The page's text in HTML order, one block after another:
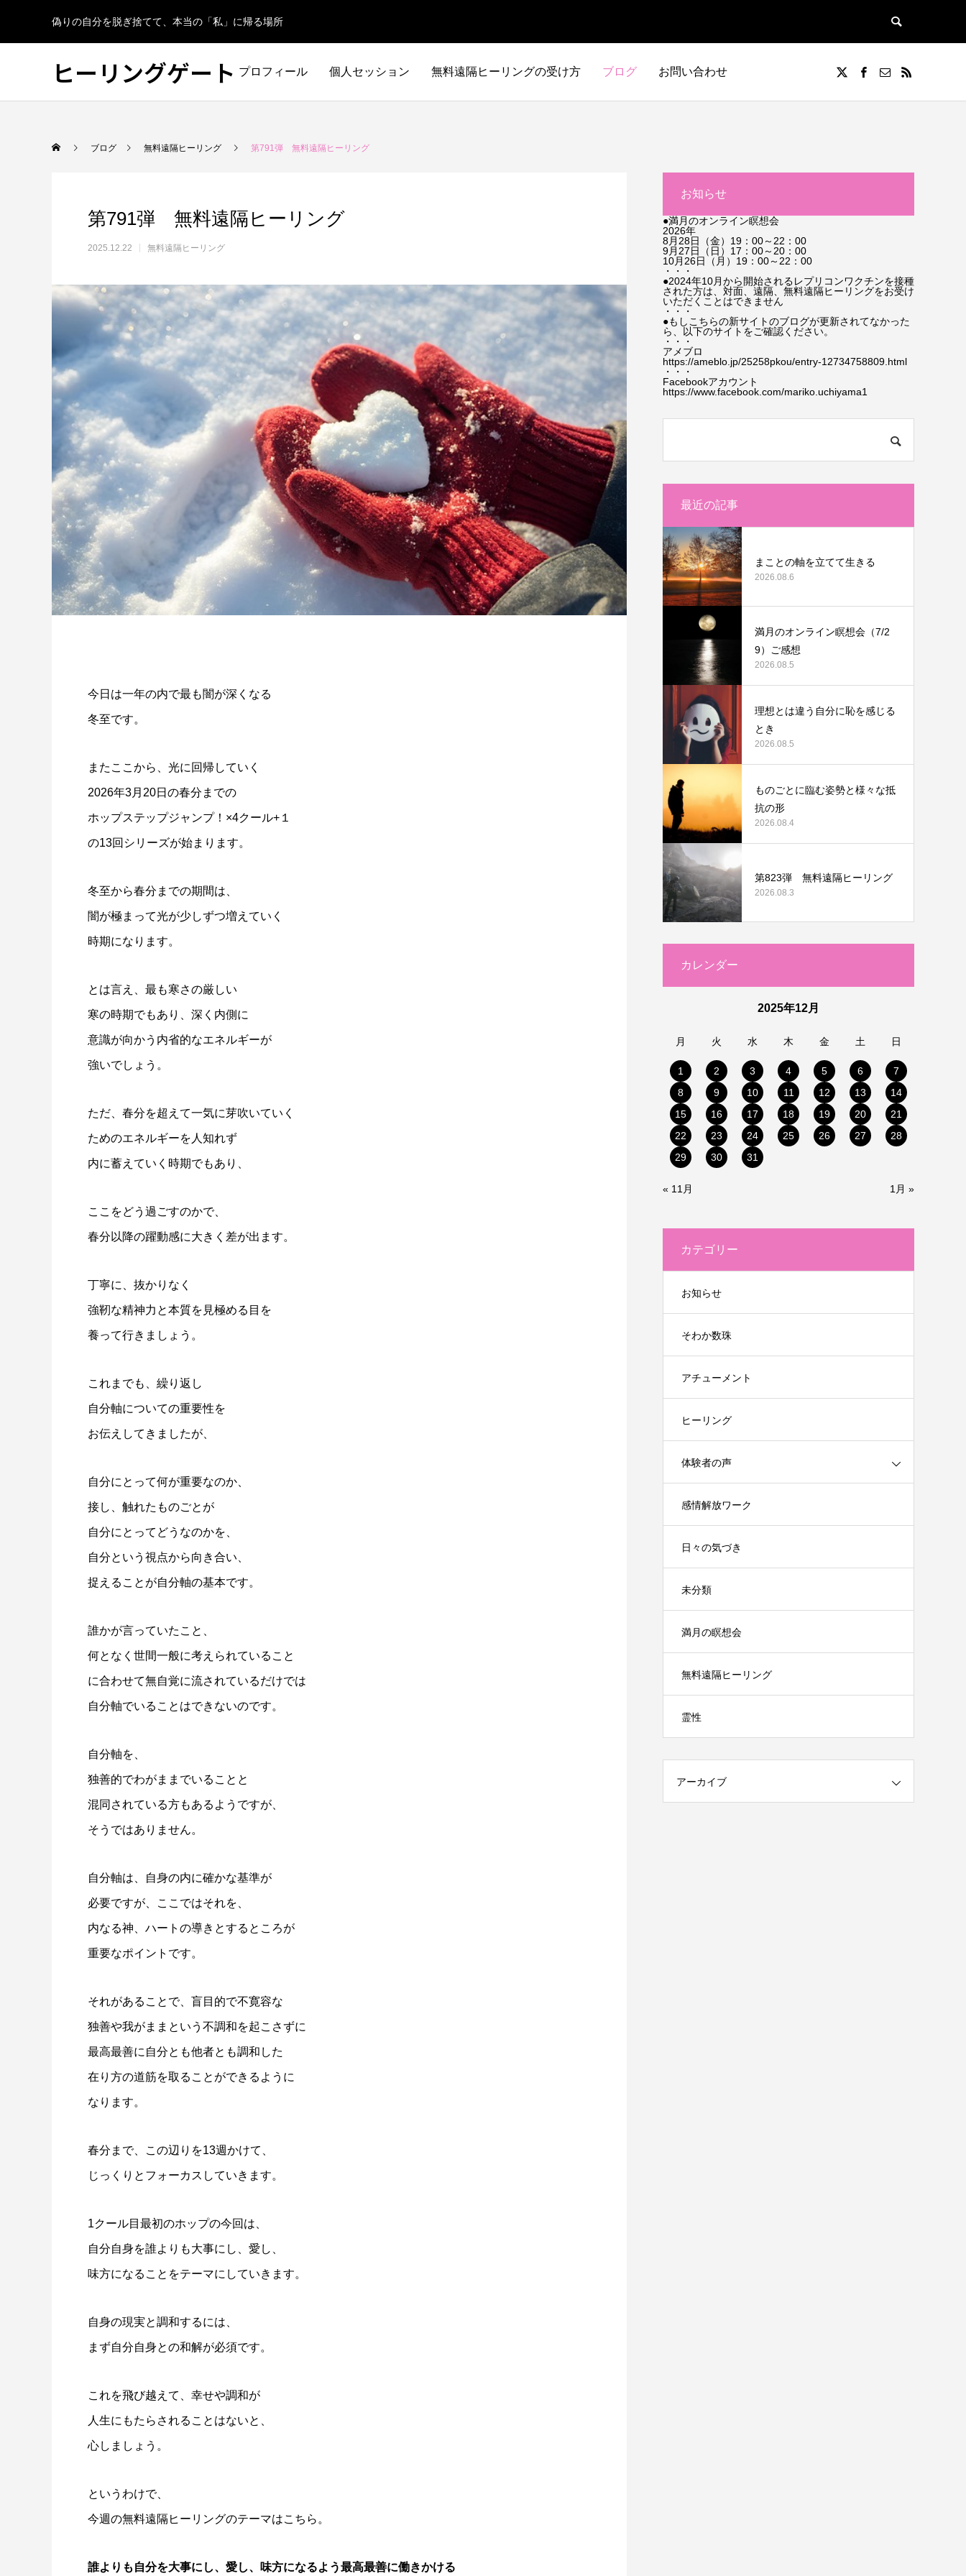
偽りの自分を脱ぎ捨てて、本当の「私」に帰る場所
ヒーリングゲート プロフィール 個人セッション 無料遠隔ヒーリングの受け方 ブログ お問い合わせ
ブログ 無料遠隔ヒーリング 第791弾 無料遠隔ヒーリング
第791弾 無料遠隔ヒーリング
2025.12.22 無料遠隔ヒーリング
今日は一年の内で最も闇が深くなる
冬至です。
またここから、光に回帰していく
2026年3月20日の春分までの
ホップステップジャンプ！×4クール+１
の13回シリーズが始まります。
冬至から春分までの期間は、
闇が極まって光が少しずつ増えていく
時期になります。
とは言え、最も寒さの厳しい
寒の時期でもあり、深く内側に
意識が向かう内省的なエネルギーが
強いでしょう。
ただ、春分を超えて一気に芽吹いていく
ためのエネルギーを人知れず
内に蓄えていく時期でもあり、
ここをどう過ごすのかで、
春分以降の躍動感に大きく差が出ます。
丁寧に、抜かりなく
強靭な精神力と本質を見極める目を
養って行きましょう。
これまでも、繰り返し
自分軸についての重要性を
お伝えしてきましたが、
自分にとって何が重要なのか、
接し、触れたものごとが
自分にとってどうなのかを、
自分という視点から向き合い、
捉えることが自分軸の基本です。
誰かが言っていたこと、
何となく世間一般に考えられていること
に合わせて無自覚に流されているだけでは
自分軸でいることはできないのです。
自分軸を、
独善的でわがままでいることと
混同されている方もあるようですが、
そうではありません。
自分軸は、自身の内に確かな基準が
必要ですが、ここではそれを、
内なる神、ハートの導きとするところが
重要なポイントです。
それがあることで、盲目的で不寛容な
独善や我がままという不調和を起こさずに
最高最善に自分とも他者とも調和した
在り方の道筋を取ることができるように
なります。
春分まで、この辺りを13週かけて、
じっくりとフォーカスしていきます。
1クール目最初のホップの今回は、
自分自身を誰よりも大事にし、愛し、
味方になることをテーマにしていきます。
自身の現実と調和するには、
まず自分自身との和解が必須です。
これを飛び越えて、幸せや調和が
人生にもたらされることはないと、
心しましょう。
というわけで、
今週の無料遠隔ヒーリングのテーマはこちら。
誰よりも自分を大事にし、愛し、味方になるよう最高最善に働きかける
お知らせ
●満月のオンライン瞑想会
2026年
8月28日（金）19：00～22：00
9月27日（日）17：00～20：00
10月26日（月）19：00～22：00
・・・
●2024年10月から開始されるレプリコンワクチンを接種
された方は、対面、遠隔、無料遠隔ヒーリングをお受け
いただくことはできません
・・・
●もしこちらの新サイトのブログが更新されてなかった
ら、以下のサイトをご確認ください。
・・・
アメブロ
https://ameblo.jp/25258pkou/entry-12734758809.html
・・・
Facebookアカウント
https://www.facebook.com/mariko.uchiyama1
最近の記事
まことの軸を立てて生きる
2026.08.6
満月のオンライン瞑想会（7/2
9）ご感想
2026.08.5
理想とは違う自分に恥を感じる
とき
2026.08.5
ものごとに臨む姿勢と様々な抵
抗の形
2026.08.4
第823弾 無料遠隔ヒーリング
2026.08.3
カレンダー
2025年12月
月 火 水 木 金 土 日
1 2 3 4 5 6
7
8
9 10 11 12 13
14
15
16 17 18 19 20
21
22
23 24 25 26 27
28
29
30 31
« 11月 1月 »
カテゴリー
お知らせ
そわか数珠
アチューメント
ヒーリング
体験者の声
感情解放ワーク
日々の気づき
未分類
満月の瞑想会
無料遠隔ヒーリング
霊性
アーカイブ